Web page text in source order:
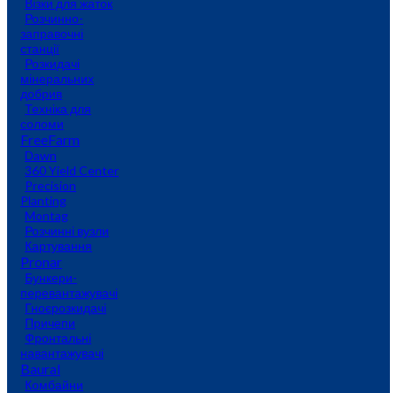
Візки для жаток
Розчинно-
заправочні
станції
Розкидачі
мінеральних
добрив
Техніка для
соломи
FreeFarm
Dawn
360 Yield Center
Precision
Planting
Montag
Розчинні вузли
Картування
Pronar
Бункери-
перевантажувачі
Гноєрозкидачі
Причепи
Фронтальні
навантажувачі
Baural
Комбайни